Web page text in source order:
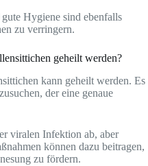
Hygiene sind ebenfalls
zu verringern.
geheilt werden?
kann geheilt werden. Es
der eine genaue
viralen Infektion ab, aber
können dazu beitragen,
zu fördern.